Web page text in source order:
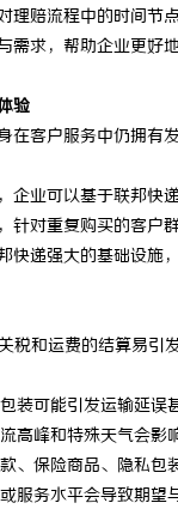
理赔流程中的时间节
需求，帮助企业更
验
在客户服务中仍拥
企业可以基于联邦
针对重复购买的客
快递强大的基础设
税和运费的结算易
装可能引发运输延
高峰和特殊天气会
、保险商品、隐私包
服务水平会导致期望